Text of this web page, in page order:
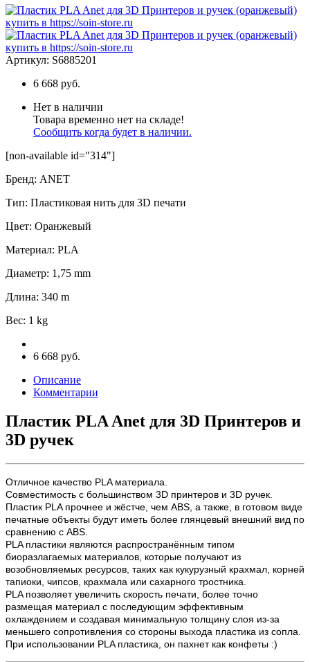
Артикул: S6885201
6 668 руб.
Нет в наличии
Товара временно нет на складе!
Сообщить когда будет в наличии.
[non-available id="314"]
Бренд: ANET
Тип: Пластиковая нить для 3D печати
Цвет: Оранжевый
Материал: PLA
Диаметр: 1,75 mm
Длина: 340 m
Вес: 1 kg
6 668 руб.
Описание
Комментарии
Пластик PLA Anet для 3D Принтеров и
3D ручек
Отличное качество PLA материала.
Совместимость с большинством 3D принтеров и 3D ручек.
Пластик PLA прочнее и жёстче, чем ABS, а также, в готовом виде
печатные объекты будут иметь более глянцевый внешний вид по
сравнению с ABS.
PLA пластики являются распространённым типом
биоразлагаемых материалов, которые получают из
возобновляемых ресурсов, таких как кукурузный крахмал, корней
тапиоки, чипсов, крахмала или сахарного тростника.
PLA позволяет увеличить скорость печати, более точно
размещая материал с последующим эффективным
охлаждением и создавая минимальную толщину слоя из-за
меньшего сопротивления со стороны выхода пластика из сопла.
При использовании PLA пластика, он пахнет как конфеты :)